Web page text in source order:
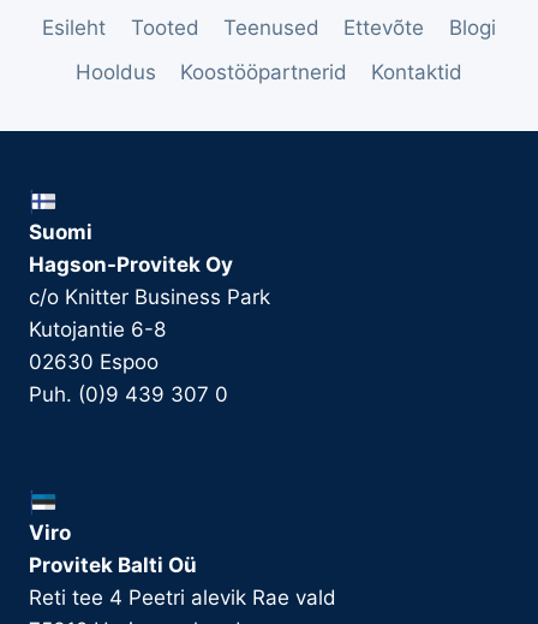
Esileht Tooted Teenused Ettevõte
Blogi
Hooldus
Koostööpartnerid Kontaktid
Suomi
Hagson-Provitek Oy
c/o Knitter Business Park
Kutojantie 6-8
02630 Espoo
Puh. (0)9 439 307 0
Viro
Provitek Balti Oü
Reti tee 4 Peetri alevik Rae vald